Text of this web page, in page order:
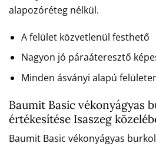
alapozóréteg nélkül.
A felület közvetlenül festhető
Nagyon jó páraáteresztő
Minden ásványi alapú
Baumit Basic vékonyágyas
értékesítése Isaszeg
Baumit Basic vékonyágyas